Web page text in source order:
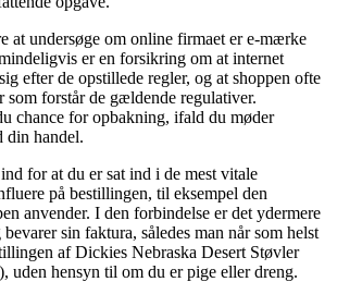
at undersøge om online firmaet er e-mærke
er en forsikring om at internet
efter de opstillede regler, og at shoppen ofte
som forstår de gældende regulativer.
chance for opbakning, ifald du møder
din handel.
for at du er sat ind i de mest vitale
på bestillingen, til eksempel den
anvender. I den forbindelse er det ydermere
sin faktura, således man når som helst
af Dickies Nebraska Desert Støvler
uden hensyn til om du er pige eller dreng.